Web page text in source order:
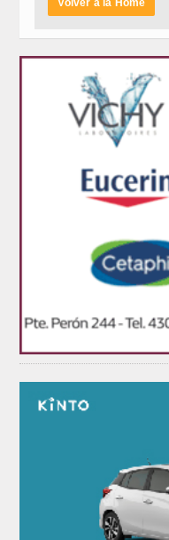
Volver a la Home